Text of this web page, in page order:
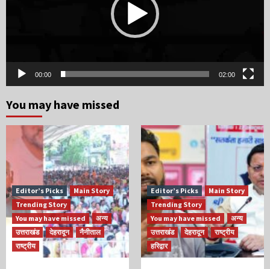
00:00 02:00
You may have missed
Editor’s Picks
Main Story
Trending Story
You may have missed
अन्य
उत्तराखंड
देहरादून
नैनीताल
राष्ट्रीय
Editor’s Picks
Main Story
Trending Story
You may have missed
अन्य
उत्तराखंड
देहरादून
राष्ट्रीय
हरिद्वार